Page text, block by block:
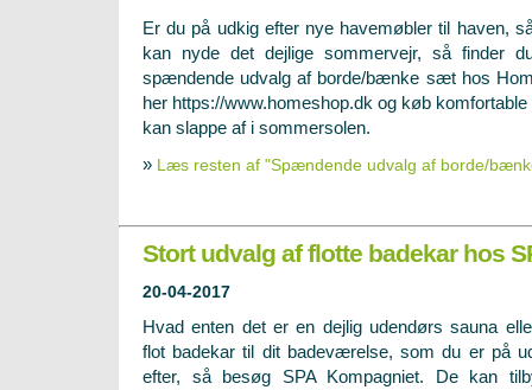
Er du på udkig efter nye havemøbler til haven,
kan nyde det dejlige sommervejr, så finder
spændende udvalg af borde/bænke sæt hos
her https://www.homeshop.dk og køb
kan slappe af i sommersolen.
» Læs resten af "Spændende udvalg af borde/
Stort udvalg af flotte badekar hos
20-04-2017
Hvad enten det er en dejlig udendørs sauna
flot badekar til dit badeværelse, som du er på
efter, så besøg SPA Kompagniet. De kan